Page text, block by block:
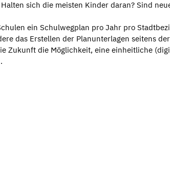
sich die meisten Kinder daran? Sind
ein Schulwegplan pro Jahr pro
das Erstellen der Planunterlagen seitens
Zukunft die Möglichkeit, eine einheitliche